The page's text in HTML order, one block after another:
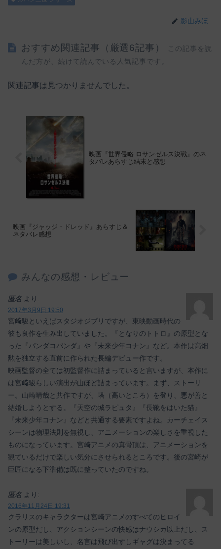
影山みほ
おすすめ関連記事（厳選6記事）
この記事を読
んだ方が、続けて読んでいる人気記事です。
関連記事は見つかりませんでした。
映画『世界侵略 ロサンゼルス決戦』のネ
タバレあらすじ結末と感想
映画『ジャッジ・ドレッド』あらすじ＆
ネタバレ感想
みんなの感想・レビュー
匿名 より:
2017年3月9日 19:50
宮﨑駿といえばスタジオジブリですが、東映動画時代の
彼も良作を生み出していました。『となりのトトロ』の原型とな
った『パンダコパンダ』や『未来少年コナン』など。本作は高畑
勲を独立する直前に作られた長編デビュー作です。
映画監督の全ては初監督作に詰まっていると言いますが、本作に
は宮﨑駿らしい演出が山ほど詰まっています。まず、ストーリ
ー。山崎晴哉と共作ですが、塔（高いところ）を登り、悪が善と
結婚しようとする。『天空の城ラピュタ』『長靴をはいた猫』
『未来少年コナン』などと共通する要素ですよね。カーチェイス
シーンは物理法則を無視し、アニメーションの楽しさを重視した
ものになっています。宮崎アニメの真骨頂は、アニメーションを
観ているだけで楽しい気分にさせられるところです。後の宮崎が
巨匠になる下準備は既に整っていたのですね。
匿名 より:
2016年11月24日 19:31
クラリスのキャラクターは宮崎アニメのすべてのヒロイ
ンの原型だし、アクションシーンの快感はナウシカ以上だし、ス
トーリーは美しいし、名言は飛び出すしギャグは決まってる